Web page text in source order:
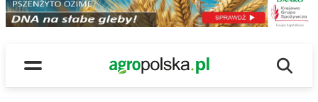
Menu
Main Logo